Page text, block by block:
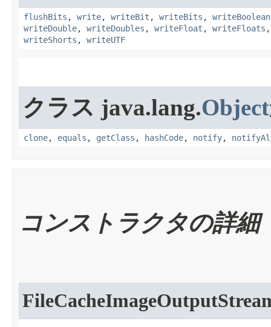
flushBits , write, writeBit , writeBits , writeBoolean
writeDouble, writeDoubles , writeFloat , writeFloats
writeShorts , writeUTF
クラス java.lang.Object
clone, equals , getClass , hashCode, notify,
コンストラクタの詳細